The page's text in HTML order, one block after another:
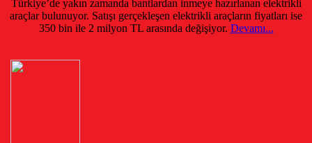
Türkiye’de yakın zamanda bantlardan inmeye hazırlanan elektrikli
araçlar bulunuyor. Satışı gerçekleşen elektrikli araçların fiyatları ise
350 bin ile 2 milyon TL arasında değişiyor. Devamı...